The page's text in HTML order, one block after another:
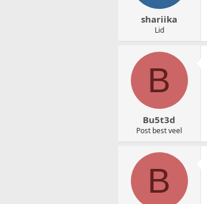
shariika
Lid
B
Bu5t3d
Post best veel
B